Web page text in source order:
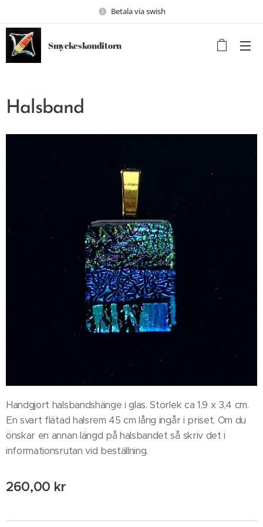
Betala via swish
Smyckeskonditorn
Halsband
Handgjort halsbandshänge i glas. Storlek ca 1,9 x 3,4 cm.
En svart flätad halsrem 45 cm lång ingår i priset. Om du
önskar en annan längd på halsbandet så skriv det i
informationsrutan vid beställning.
260,00 kr